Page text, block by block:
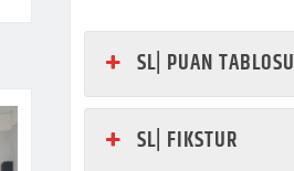
SL| PUAN TABLOSU
SL| FIKSTUR